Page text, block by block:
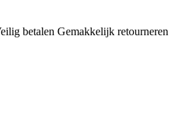
betalen Gemakkelijk retourneren